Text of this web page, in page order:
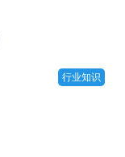
行业知识